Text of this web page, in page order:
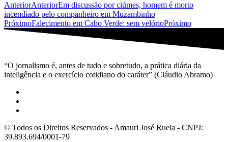
AnteriorAnteriorEm discussão por ciúmes, homem é morto
incendiado pelo companheiro em Muzambinho
PróximoFalecimento em Cabo Verde: sem velórioPróximo
“O jornalismo é, antes de tudo e sobretudo, a prática diária da
inteligência e o exercício cotidiano do caráter” (Cláudio Abramo)
© Todos os Direitos Reservados - Amauri José Ruela - CNPJ:
39.893.694/0001-79